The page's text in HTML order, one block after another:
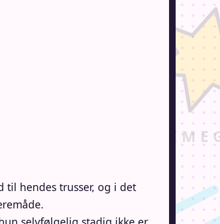
til hendes trusser, og i det